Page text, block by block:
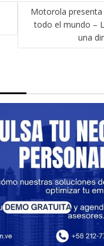
Motorola
todo el mundo –
una